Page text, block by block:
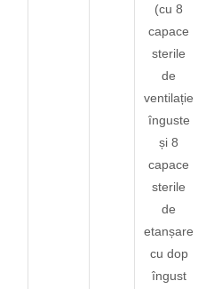
(cu 8
capace
sterile
de
ventilație
înguste
și 8
capace
sterile
de
etanșare
cu dop
îngust